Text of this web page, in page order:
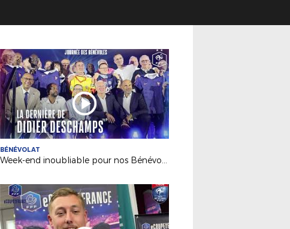
BÉNÉVOLAT
Week-end inoubliable pour nos Bénévoles